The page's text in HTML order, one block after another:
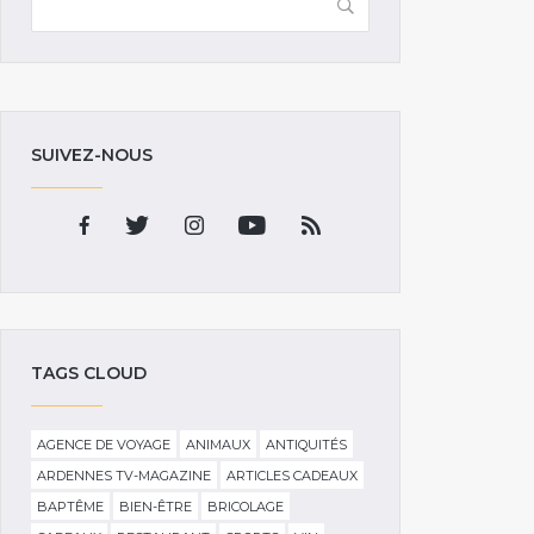
SUIVEZ-NOUS
TAGS CLOUD
AGENCE DE VOYAGE ANIMAUX
ANTIQUITÉS
ARDENNES TV-MAGAZINE
ARTICLES CADEAUX
BAPTÊME
BIEN-ÊTRE
BRICOLAGE